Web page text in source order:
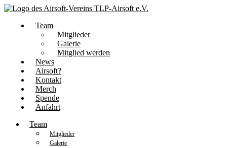
Team
Mitglieder
Galerie
Mitglied werden
News
Airsoft?
Kontakt
Merch
Spende
Anfahrt
Team
Mitglieder
Galerie